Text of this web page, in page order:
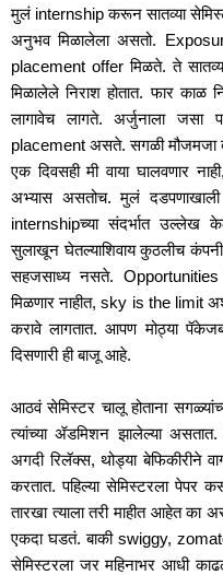
मुलं internship करून सातव्या
अनुभव मिळालेला असतो.
placement offer मिळते. ते
मिळालेले निराश होतात. फार काळ
लागावेच लागते. अर्जुनाला जसा
placement असते. सगळी मौजमजा
एक दिवसही मी वाया घालवणार
अभ्यास असतोच. मुलं
internshipच्या संदर्भात उल्लेख
सुलाखून घेतल्याशिवाय कुठलीच
सहजसाध्य नसते.
मिळणार नाहीत, sky is the limit
करावे लागतात. आपण मोठ्या
दिसणारी ही बाजू आहे.
आठवं सेमिस्टर चालू होताना
त्यांच्या ॲडमिशन झालेल्या
अगदी रिलॅक्स, थोड्या बेफिकीरीने
करतात. पहिल्या सेमिस्टरला पेपर
तारखा त्याला तरी माहीत आहेत का
एकदा घडतं. बाकी swiggy, zomato
सेमिस्टरला जर महिनाभर आधी